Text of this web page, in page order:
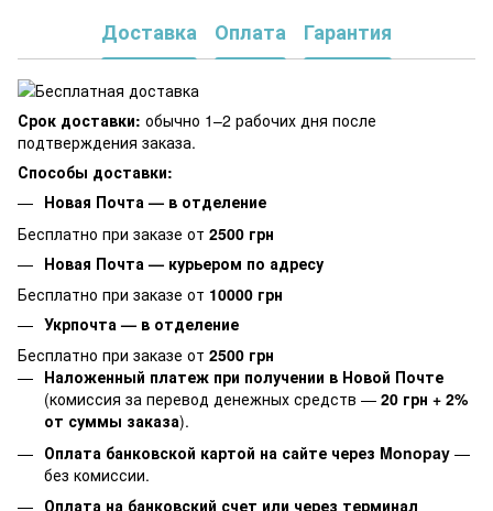
Доставка Оплата Гарантия
Срок доставки: обычно 1–2 рабочих дня после
подтверждения заказа.
Способы доставки:
Новая Почта — в отделение
Бесплатно при заказе от 2500 грн
Новая Почта — курьером по адресу
Бесплатно при заказе от 10000 грн
Укрпочта — в отделение
Бесплатно при заказе от 2500 грн
Наложенный платеж при получении в Новой Почте
(комиссия за перевод денежных средств — 20 грн + 2%
от суммы заказа).
Оплата банковской картой на сайте через Monopay —
без комиссии.
Оплата на банковский счет или через терминал